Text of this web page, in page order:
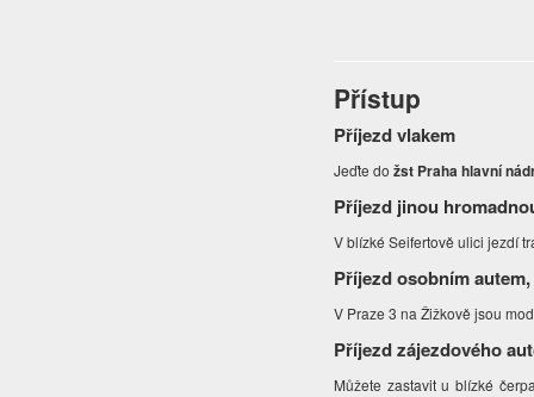
Přístup
Příjezd vlakem
Jeďte dožst Praha hlavní
Příjezd jinou
V blízké Seifertově ulici jezdí
Příjezd osobním
V Praze 3 na Žižkově jsou
Příjezd zájezdového
Můžete zastavit u blízké